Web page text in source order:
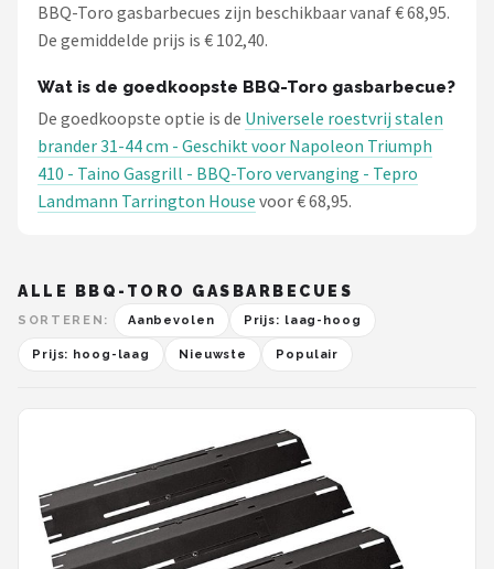
BBQ-Toro gasbarbecues zijn beschikbaar vanaf € 68,95.
De gemiddelde prijs is € 102,40.
Wat is de goedkoopste BBQ-Toro gasbarbecue?
De goedkoopste optie is de Universele roestvrij stalen
brander 31-44 cm - Geschikt voor Napoleon Triumph
410 - Taino Gasgrill - BBQ-Toro vervanging - Tepro
Landmann Tarrington House voor € 68,95.
ALLE BBQ-TORO GASBARBECUES
SORTEREN: Aanbevolen Prijs: laag-hoog
Prijs: hoog-laag Nieuwste Populair